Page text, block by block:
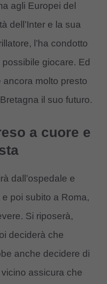
agli Europei del
dell’Inter e la sua
l’ha condotto
giocare. Ed
molto presto
il suo futuro.
a cuore e
dall’ospedale e
poi subito a Roma,
Si riposerà,
deciderà che
anche decidere di
assicura che